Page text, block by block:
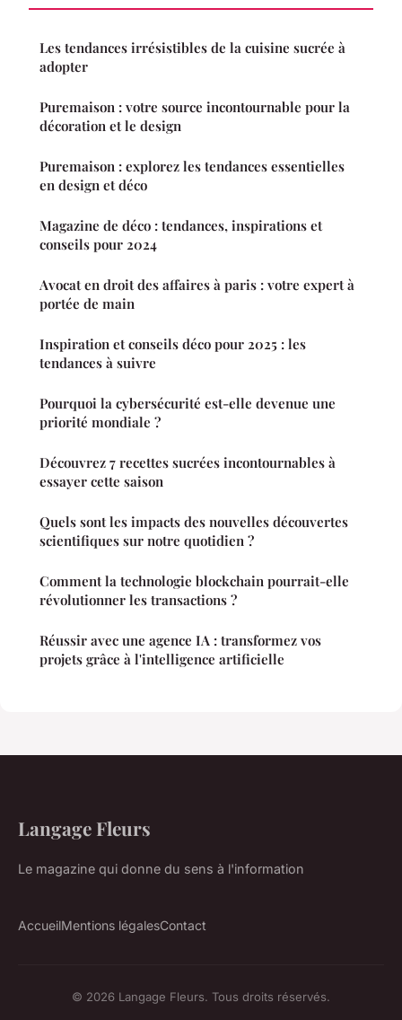
Les tendances irrésistibles de la cuisine sucrée à
adopter
Puremaison : votre source incontournable pour la
décoration et le design
Puremaison : explorez les tendances essentielles
en design et déco
Magazine de déco : tendances, inspirations et
conseils pour 2024
Avocat en droit des affaires à paris : votre expert à
portée de main
Inspiration et conseils déco pour 2025 : les
tendances à suivre
Pourquoi la cybersécurité est-elle devenue une
priorité mondiale ?
Découvrez 7 recettes sucrées incontournables à
essayer cette saison
Quels sont les impacts des nouvelles découvertes
scientifiques sur notre quotidien ?
Comment la technologie blockchain pourrait-elle
révolutionner les transactions ?
Réussir avec une agence IA : transformez vos
projets grâce à l'intelligence artificielle
Langage Fleurs
Le magazine qui donne du sens à l'information
AccueilMentions légalesContact
© 2026 Langage Fleurs. Tous droits réservés.